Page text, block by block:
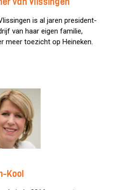
is al jaren president-
van haar eigen familie,
meer toezicht op Heineken.
Kool